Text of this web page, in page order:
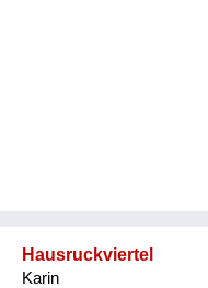
Hausruckviertel
Karin